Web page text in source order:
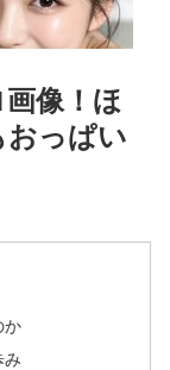
像！ほ
おっぱい
か
み